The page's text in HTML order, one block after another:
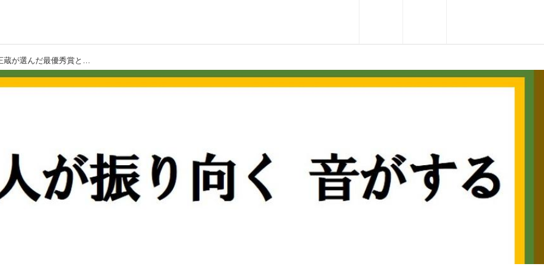
【第2回ゴルフ川柳コンクール】林家正蔵が選んだ最優秀賞と入選作